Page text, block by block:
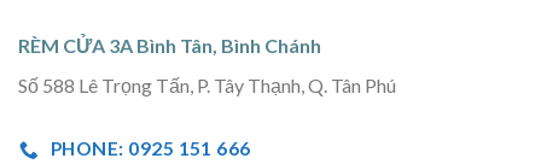
RÈM CỬA 3A Bình Tân, Bình Chánh
Số 588 Lê Trọng Tấn, P. Tây Thạnh, Q. Tân Phú
PHONE: 0925 151 666